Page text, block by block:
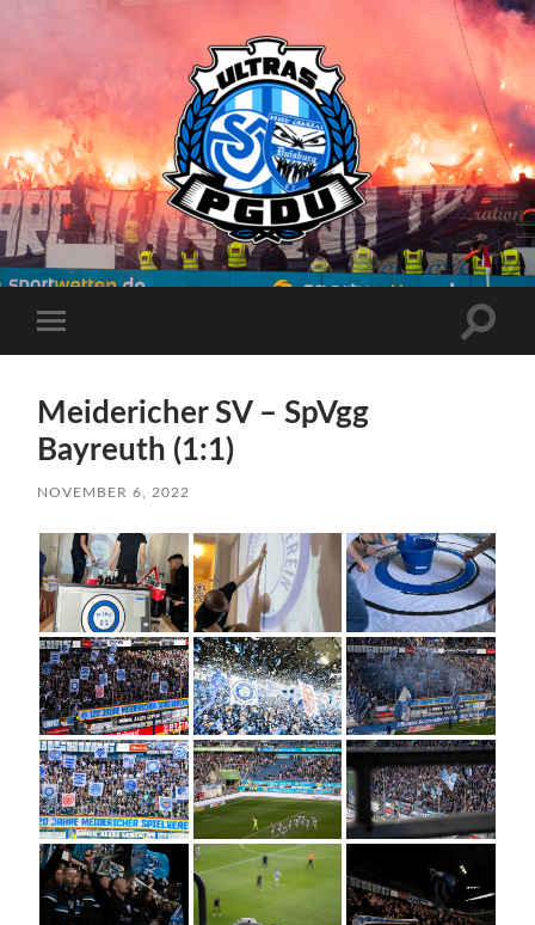
Proud
Generation
Duisburg
Menü
Meidericher SV – SpVgg
Bayreuth (1:1)
NOVEMBER 6, 2022